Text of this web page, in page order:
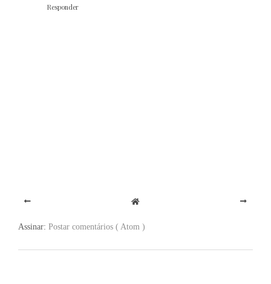
Responder
Assinar: Postar comentários ( Atom )